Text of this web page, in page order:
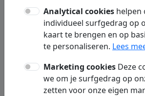
Startpagina met handige
websites en links. Vind
diensten en
overzichtelijke plek
Analytical cookies helpen
individueel surfgedrag op
kaart te brengen en op
te personaliseren. Lees
Marketing cookies Deze
we om je surfgedrag op
zetten voor onze eigen